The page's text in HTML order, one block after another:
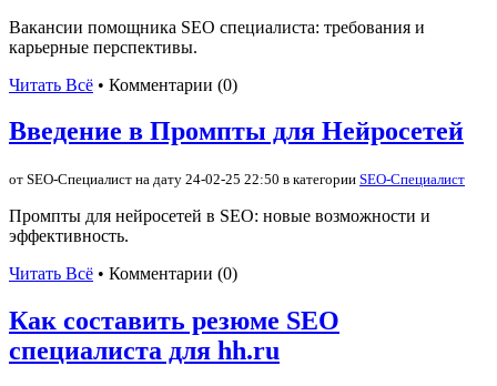
Вакансии помощника SEO специалиста: требования и
карьерные перспективы.
Читать Всё • Комментарии (0)
Введение в Промпты для Нейросетей
от SEO-Специалист на дату 24-02-25 22:50 в категории SEO-Специалист
Промпты для нейросетей в SEO: новые возможности и
эффективность.
Читать Всё • Комментарии (0)
Как составить резюме SEO
специалиста для hh.ru